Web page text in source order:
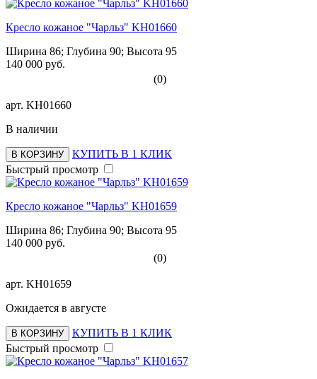
Кресло кожаное "Чарльз" KH01660
Ширина 86; Глубина 90; Высота 95
140 000 руб.
(0)
арт. KH01660
В наличии
В КОРЗИНУ
КУПИТЬ В 1 КЛИК
Быстрый просмотр
Кресло кожаное "Чарльз" KH01659
Ширина 86; Глубина 90; Высота 95
140 000 руб.
(0)
арт. KH01659
Ожидается в августе
В КОРЗИНУ
КУПИТЬ В 1 КЛИК
Быстрый просмотр